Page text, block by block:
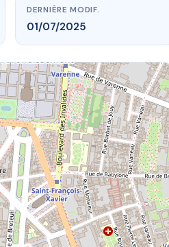
DERNIÈRE MODIF.
01/07/2025